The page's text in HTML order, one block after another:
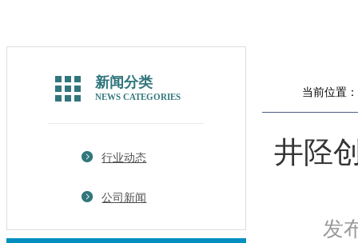
新闻分类
NEWS CATEGORIES
行业动态
公司新闻
当前位置：
井陉
发